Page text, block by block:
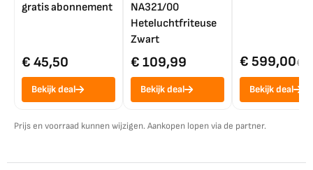
gratis abonnement
€ 45,50
Bekijk deal
NA321/00
Heteluchtfriteuse
Zwart
€ 109,99
Bekijk deal
€ 599,00€
Bekijk deal
Prijs en voorraad kunnen wijzigen. Aankopen lopen via de partner.